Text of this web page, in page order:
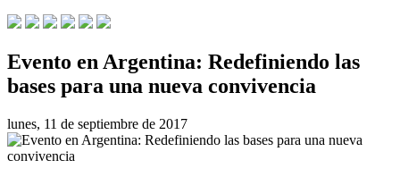
Evento en Argentina: Redefiniendo las
bases para una nueva convivencia
lunes, 11 de septiembre de 2017